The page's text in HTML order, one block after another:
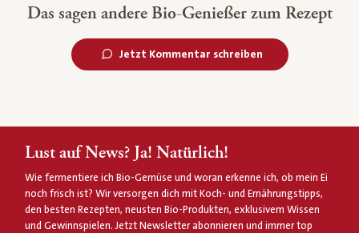
Das sagen andere Bio-Genießer zum Rezept
Jetzt Kommentar schreiben
Lust auf News? Ja! Natürlich!
Wie fermentiere ich Bio-Gemüse und woran erkenne ich, ob mein Ei
noch frisch ist? Wir versorgen dich mit Koch- und Ernährungstipps,
den besten Rezepten, neusten Bio-Produkten, exklusivem Wissen
und Gewinnspielen. Jetzt Newsletter abonnieren und immer top